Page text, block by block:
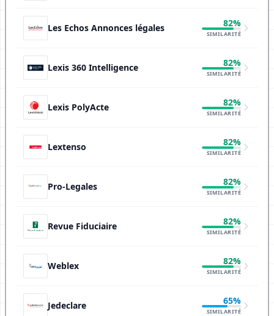
Les Echos Annonces légales 82%
SIMILARITÉ
Lexis 360 Intelligence 82%
SIMILARITÉ
Lexis PolyActe 82%
SIMILARITÉ
Lextenso 82%
SIMILARITÉ
Pro-Legales 82%
SIMILARITÉ
Revue Fiduciaire 82%
SIMILARITÉ
Weblex 82%
SIMILARITÉ
Jedeclare 65%
SIMILARITÉ